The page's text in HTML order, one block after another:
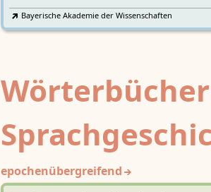
Bayerische Akademie der Wissenschaften
epochenübergreifend